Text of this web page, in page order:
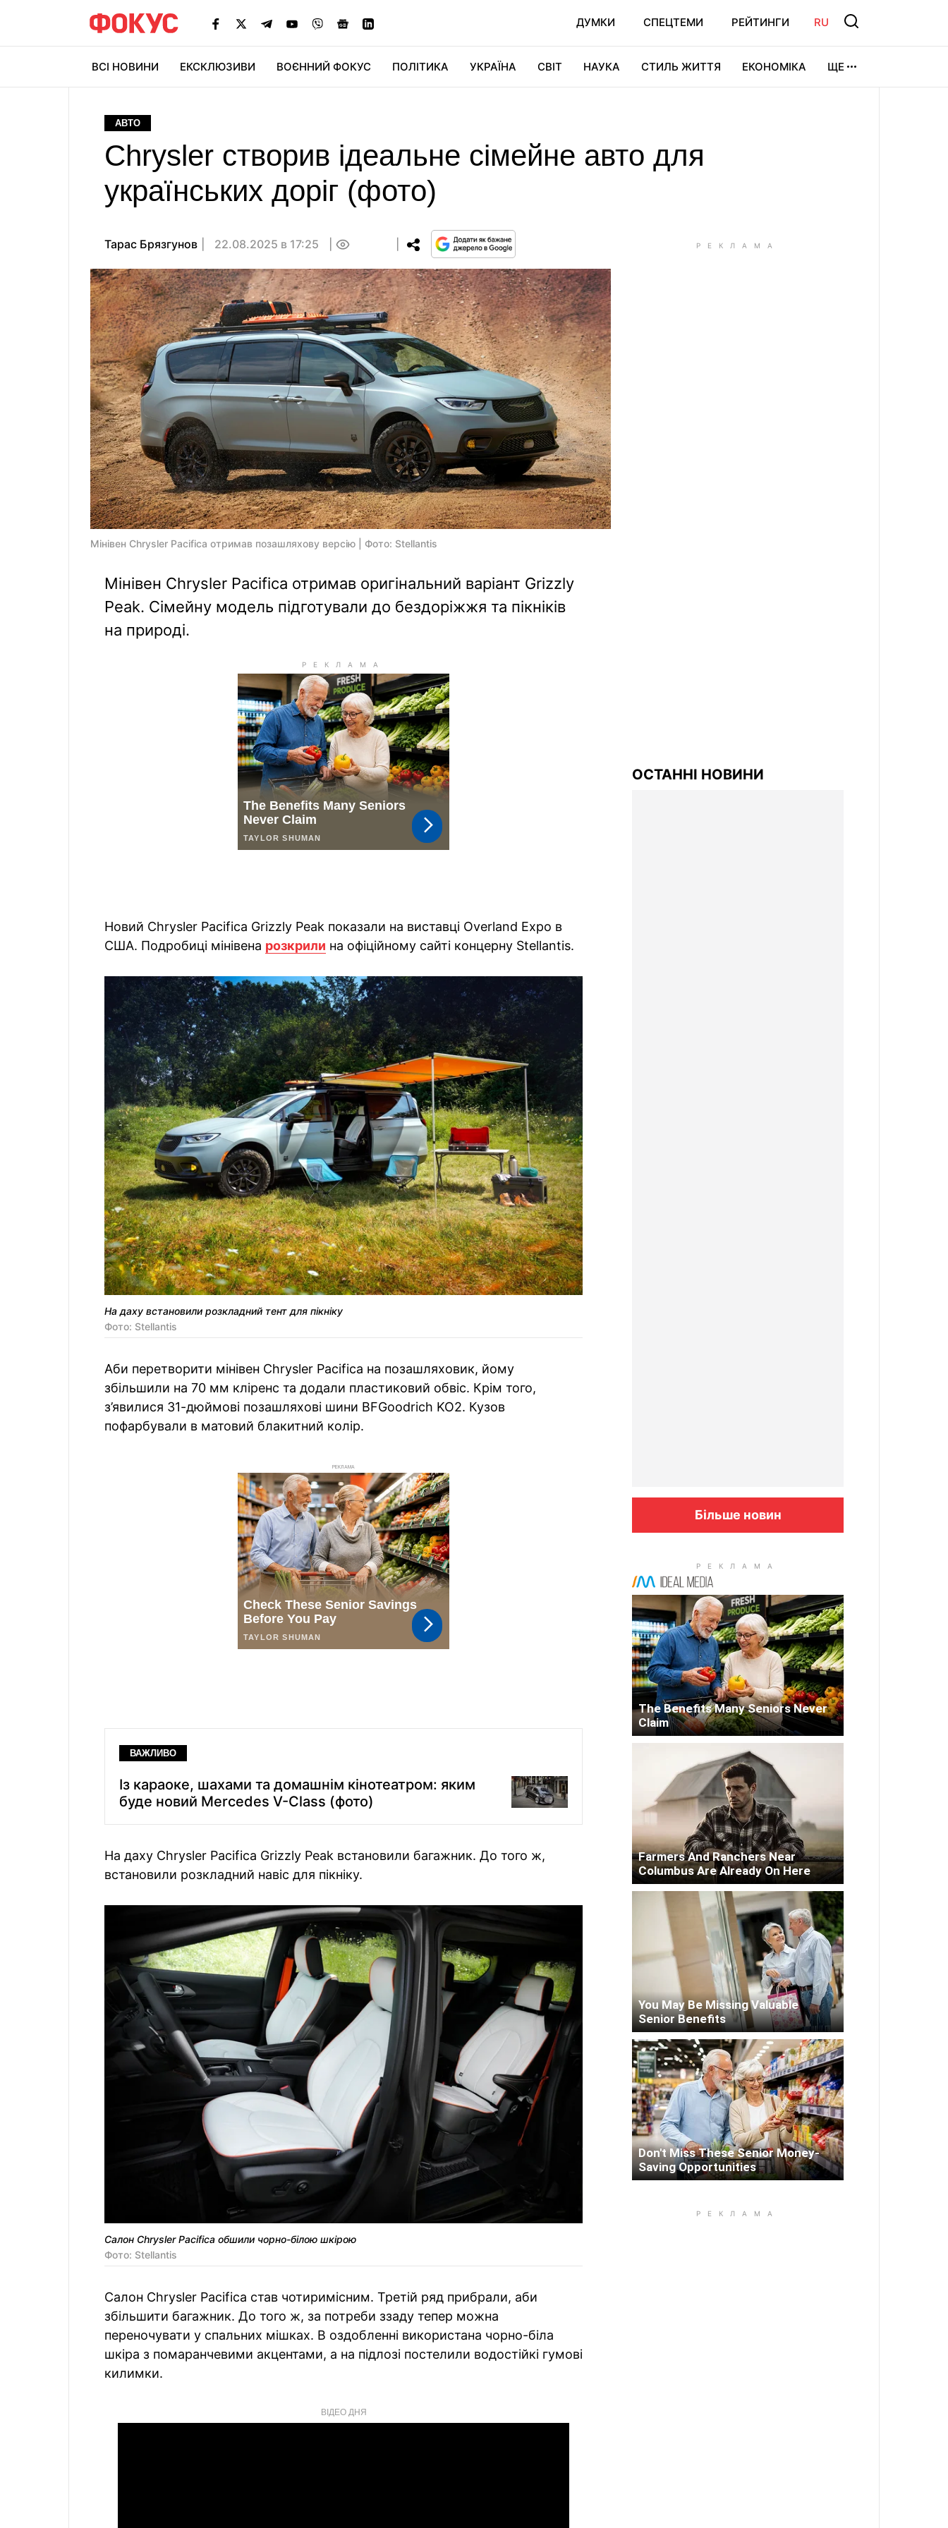
ДУМКИ СПЕЦТЕМИ РЕЙТИНГИ RU
ВСІ НОВИНИ ЕКСКЛЮЗИВИ ВОЄННИЙ ФОКУС ПОЛІТИКА УКРАЇНА СВІТ НАУКА СТИЛЬ ЖИТТЯ ЕКОНОМІКА ЩЕ
АВТО
Chrysler створив ідеальне сімейне авто для
українських доріг (фото)
Тарас Брязгунов 22.08.2025 в 17:25
Мінівен Chrysler Pacifica отримав позашляхову версію | Фото: Stellantis
Мінівен Chrysler Pacifica отримав оригінальний варіант Grizzly
Peak. Сімейну модель підготували до бездоріжжя та пікніків
на природі.
Новий Chrysler Pacifica Grizzly Peak показали на виставці Overland Expo в
США. Подробиці мінівена розкрили на офіційному сайті концерну Stellantis.
На даху встановили розкладний тент для пікніку
Фото: Stellantis
Аби перетворити мінівен Chrysler Pacifica на позашляховик, йому
збільшили на 70 мм кліренс та додали пластиковий обвіс. Крім того,
з’явилися 31-дюймові позашляхові шини BFGoodrich KO2. Кузов
пофарбували в матовий блакитний колір.
РЕКЛАМА
ВАЖЛИВО
Із караоке, шахами та домашнім кінотеатром: яким
буде новий Mercedes V-Class (фото)
На даху Chrysler Pacifica Grizzly Peak встановили багажник. До того ж,
встановили розкладний навіс для пікніку.
Салон Chrysler Pacifica обшили чорно-білою шкірою
Фото: Stellantis
Салон Chrysler Pacifica став чотиримісним. Третій ряд прибрали, аби
збільшити багажник. До того ж, за потреби ззаду тепер можна
переночувати у спальних мішках. В оздобленні використана чорно-біла
шкіра з помаранчевими акцентами, а на підлозі постелили водостійкі гумові
килимки.
ВІДЕО ДНЯ
ОСТАННІ НОВИНИ
Більше новин
The Benefits Many Seniors Never
Claim
Farmers And Ranchers Near
Columbus Are Already On Here
You May Be Missing Valuable
Senior Benefits
Don't Miss These Senior Money-
Saving Opportunities